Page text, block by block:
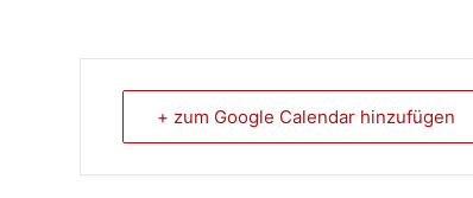
+ zum Google Calendar hinzufügen